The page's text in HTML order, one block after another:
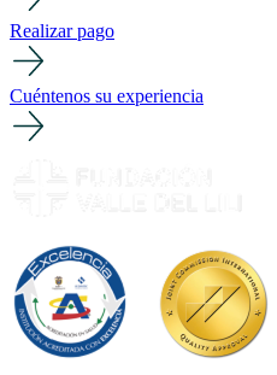
Realizar pago
Cuéntenos su experiencia